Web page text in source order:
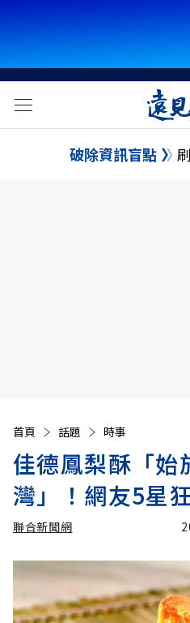
破除資訊盲點
首頁 話題 時事
佳德鳳梨酥「始
灣」！網友5星
聯合新聞網